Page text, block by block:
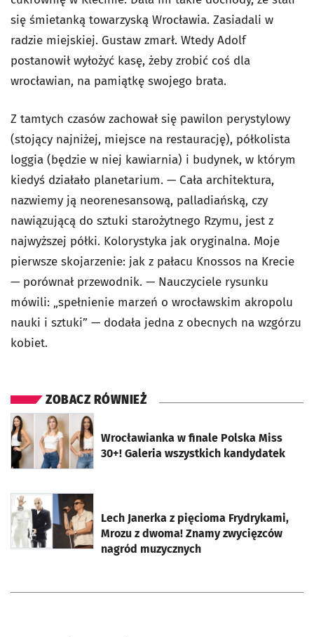
się śmietanką towarzyską Wrocławia. Zasiadali w
radzie miejskiej. Gustaw zmarł. Wtedy Adolf
postanowił wyłożyć kasę, żeby zrobić coś dla
wrocławian, na pamiątkę swojego brata.
Z tamtych czasów zachował się pawilon perystylowy
(stojący najniżej, miejsce na restaurację), półkolista
loggia (będzie w niej kawiarnia) i budynek, w którym
kiedyś działało planetarium. — Cała architektura,
nazwiemy ją neorenesansową, palladiańską, czy
nawiązującą do sztuki starożytnego Rzymu, jest z
najwyższej półki. Kolorystyka jak oryginalna. Moje
pierwsze skojarzenie: jak z pałacu Knossos na Krecie
— porównał przewodnik. — Nauczyciele rysunku
mówili: „spełnienie marzeń o wrocławskim akropolu
nauki i sztuki” — dodała jedna z obecnych na wzgórzu
kobiet.
ZOBACZ RÓWNIEŻ
Wrocławianka w finale Polska Miss
30+! Galeria wszystkich kandydatek
otworzy się w nowej karcie
Lech Janerka z pięcioma Frydrykami,
Mrozu z dwoma! Znamy zwycięzców
nagród muzycznych
otworzy się w nowej karcie